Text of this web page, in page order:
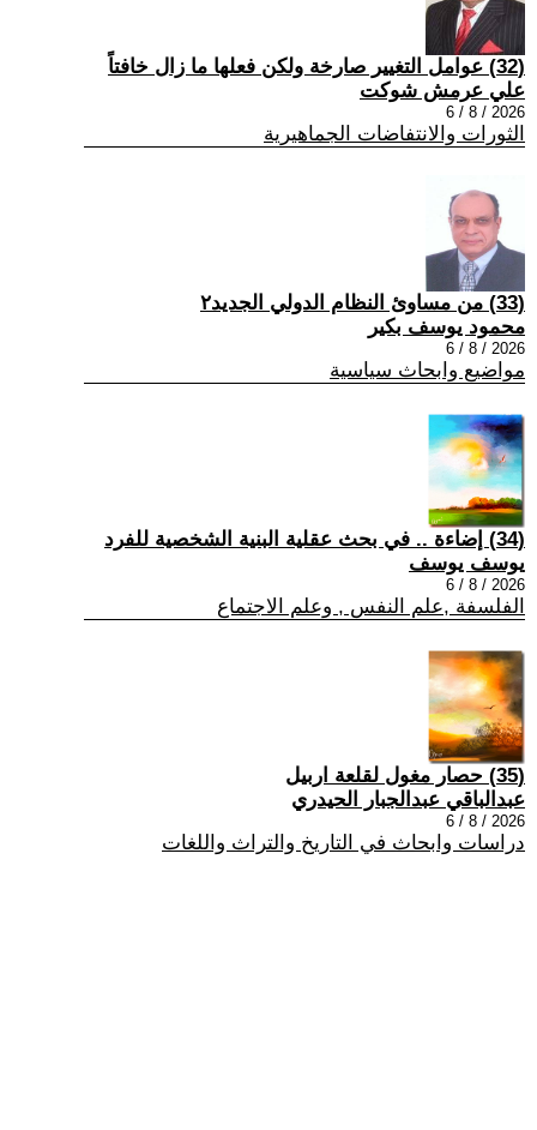
(32) عوامل التغيير صارخة ولكن فعلها ما زال خافتاً
علي عرمش شوكت
2026 / 8 / 6
الثورات والانتفاضات الجماهيرية
(33) من مساوئ النظام الدولي الجديد٢
محمود يوسف بكير
2026 / 8 / 6
مواضيع وابحاث سياسية
(34) إضاءة .. في بحث عقلية البنية الشخصية للفرد
يوسف يوسف
2026 / 8 / 6
الفلسفة ,علم النفس , وعلم الاجتماع
(35) حصار مغول لقلعة اربيل
عبدالباقي عبدالجبار الحيدري
2026 / 8 / 6
دراسات وابحاث في التاريخ والتراث واللغات